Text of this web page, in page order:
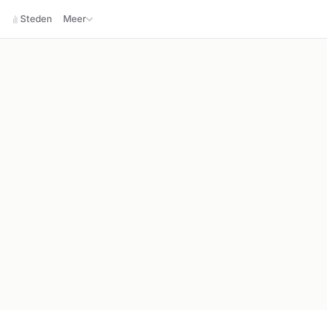
Steden Meer